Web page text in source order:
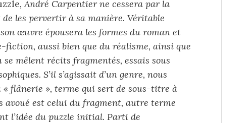
, André Carpentier ne cessera par la
les pervertir à sa manière. Véritable
œuvre épousera les formes du roman et
fiction, aussi bien que du réalisme, ainsi que
mêlent récits fragmentés, essais sous
S’il s’agissait d’un genre, nous
flânerie », terme qui sert de sous-titre à
avoué est celui du fragment, autre terme
l’idée du puzzle initial. Parti de